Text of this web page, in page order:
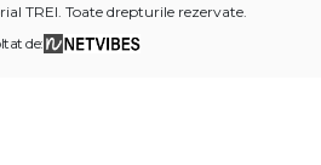
TREI. Toate drepturile rezervate.
de: